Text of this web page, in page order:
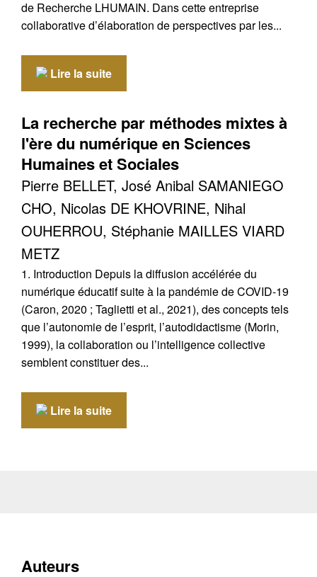
de Recherche LHUMAIN. Dans cette entreprise
collaborative d’élaboration de perspectives par les...
Lire la suite
La recherche par méthodes mixtes à
l'ère du numérique en Sciences
Humaines et Sociales
Pierre BELLET, José Anibal SAMANIEGO
CHO, Nicolas DE KHOVRINE, Nihal
OUHERROU, Stéphanie MAILLES VIARD
METZ
1. Introduction Depuis la diffusion accélérée du
numérique éducatif suite à la pandémie de COVID-19
(Caron, 2020 ; Taglietti et al., 2021), des concepts tels
que l’autonomie de l’esprit, l’autodidactisme (Morin,
1999), la collaboration ou l’intelligence collective
semblent constituer des...
Lire la suite
Auteurs
Contacter
Récupération de l'adresse e-mail